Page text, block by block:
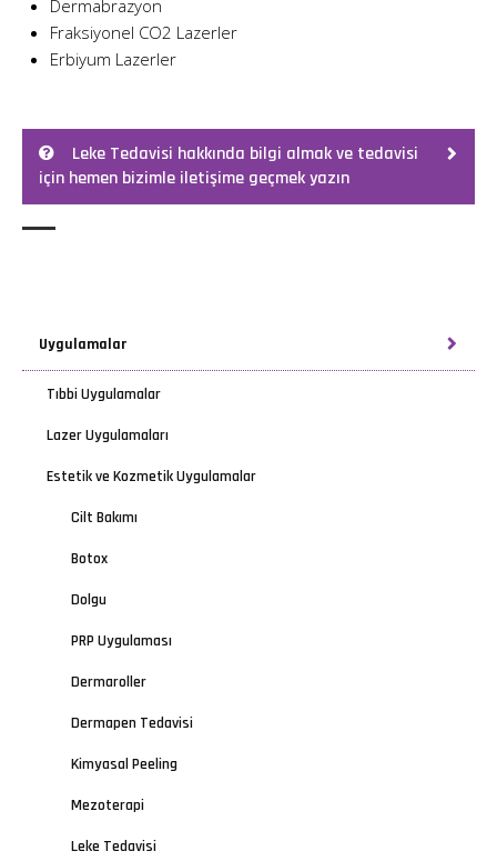
Dermabrazyon
Fraksiyonel CO2 Lazerler
Erbiyum Lazerler
Leke Tedavisi hakkında bilgi almak ve tedavisi
için hemen bizimle iletişime geçmek yazın
Uygulamalar
Tıbbi Uygulamalar
Lazer Uygulamaları
Estetik ve Kozmetik Uygulamalar
Cilt Bakımı
Botox
Dolgu
PRP Uygulaması
Dermaroller
Dermapen Tedavisi
Kimyasal Peeling
Mezoterapi
Leke Tedavisi